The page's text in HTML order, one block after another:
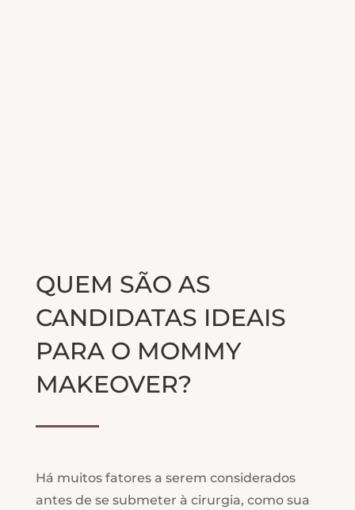
QUEM SÃO AS
CANDIDATAS IDEAIS
PARA O MOMMY
MAKEOVER?
Há muitos fatores a serem considerados
antes de se submeter à cirurgia, como sua